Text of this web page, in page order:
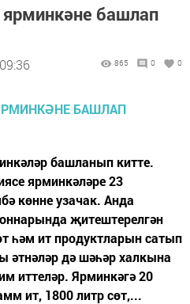
башлап
865 0 0
башланып китте.
ярминкәләре 23
көнне узачак. Анда
җитештерелгән
һәм ит продуктларын сатып
әтнәләр дә шәһәр халкына
иттеләр. Ярминкәгә 20
ит, 1800 литр сөт,...